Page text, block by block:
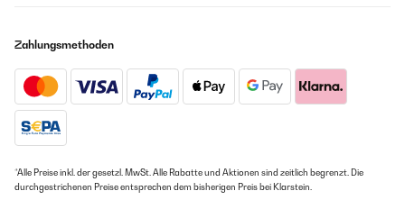
Dopo 6 mesi di utilizzo funziona perfettamente.Dimensione un po’
ridotta.Ci entrano 2 bottiglie di acqua da 1.5 litri e poco altro.Con
vaschette da alimenti ed evitando le bottiglie si ha spazio a
disposizione per circa 3-4 giorni.
Amazon Benutzer – Bewertung durch Chal-Tec GmbH nicht
eigenständig überprüft
Zahlungsmethoden
*Alle Preise inkl. der gesetzl. MwSt. Alle Rabatte und Aktionen sind zeitlich begrenzt. Die
durchgestrichenen Preise entsprechen dem bisherigen Preis bei Klarstein.